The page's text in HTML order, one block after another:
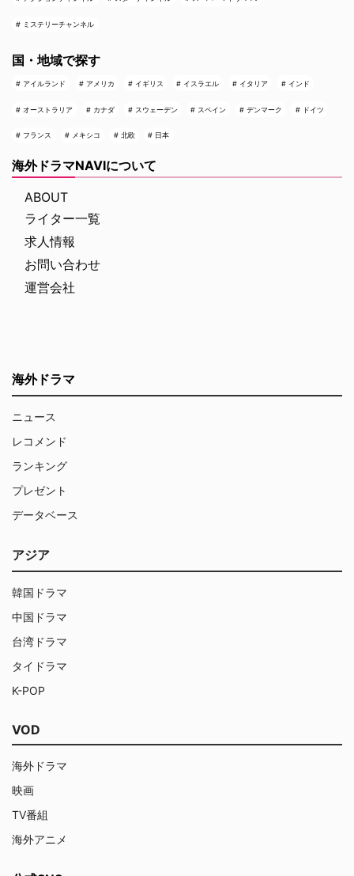
ミステリーチャンネル
国・地域で探す
アイルランド アメリカ イギリス イスラエル イタリア インド
オーストラリア カナダ スウェーデン スペイン デンマーク ドイツ
フランス メキシコ 北欧 日本
海外ドラマNAVIについて
ABOUT
ライター一覧
求人情報
お問い合わせ
運営会社
海外ドラマ
ニュース
レコメンド
ランキング
プレゼント
データベース
アジア
韓国ドラマ
中国ドラマ
台湾ドラマ
タイドラマ
K-POP
VOD
海外ドラマ
映画
TV番組
海外アニメ